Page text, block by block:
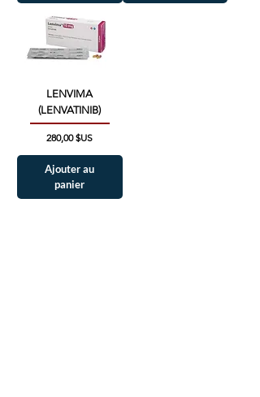
LENVIMA
(LENVATINIB)
Prix
280,00 $US
Ajouter au
panier